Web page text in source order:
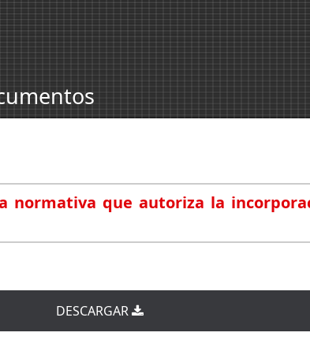
normativa que autoriza la
DESCARGAR